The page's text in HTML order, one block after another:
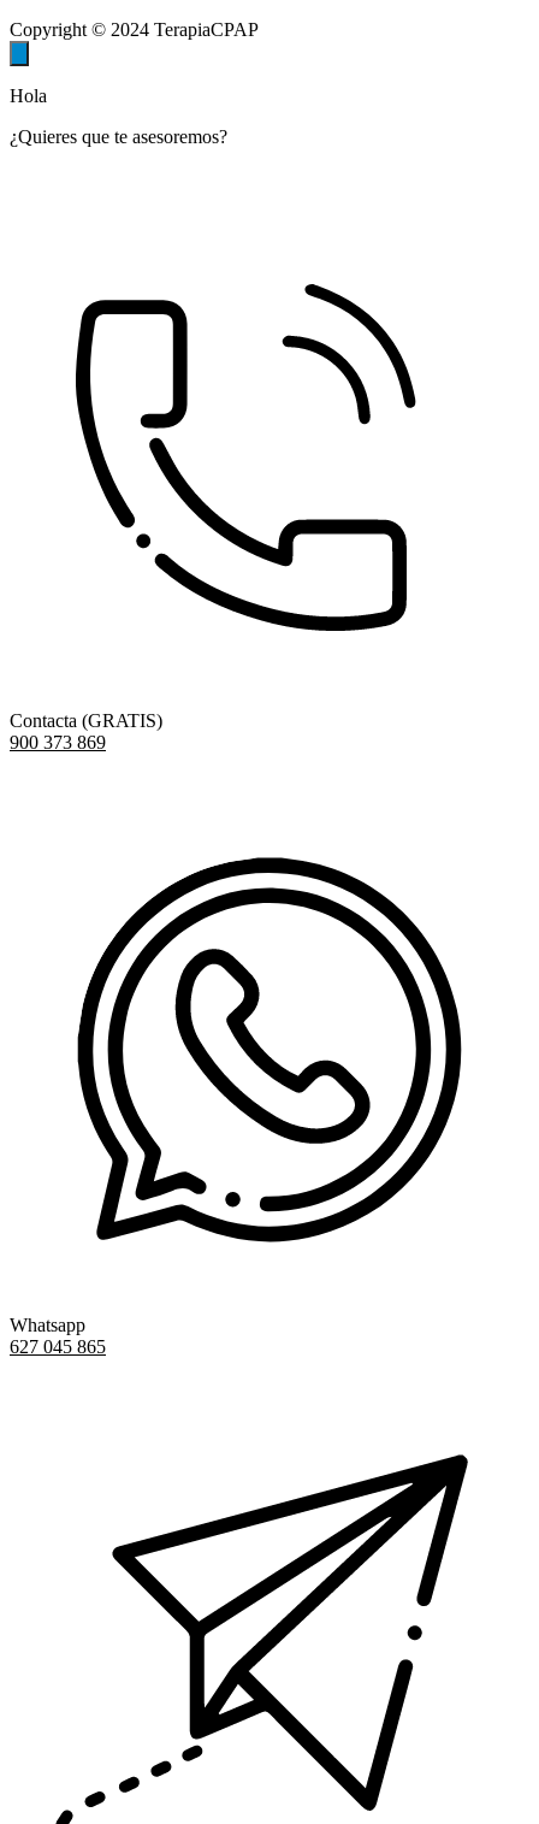
Copyright © 2024 TerapiaCPAP
Hola
¿Quieres que te asesoremos?
Contacta (GRATIS)
900 373 869
Whatsapp
627 045 865